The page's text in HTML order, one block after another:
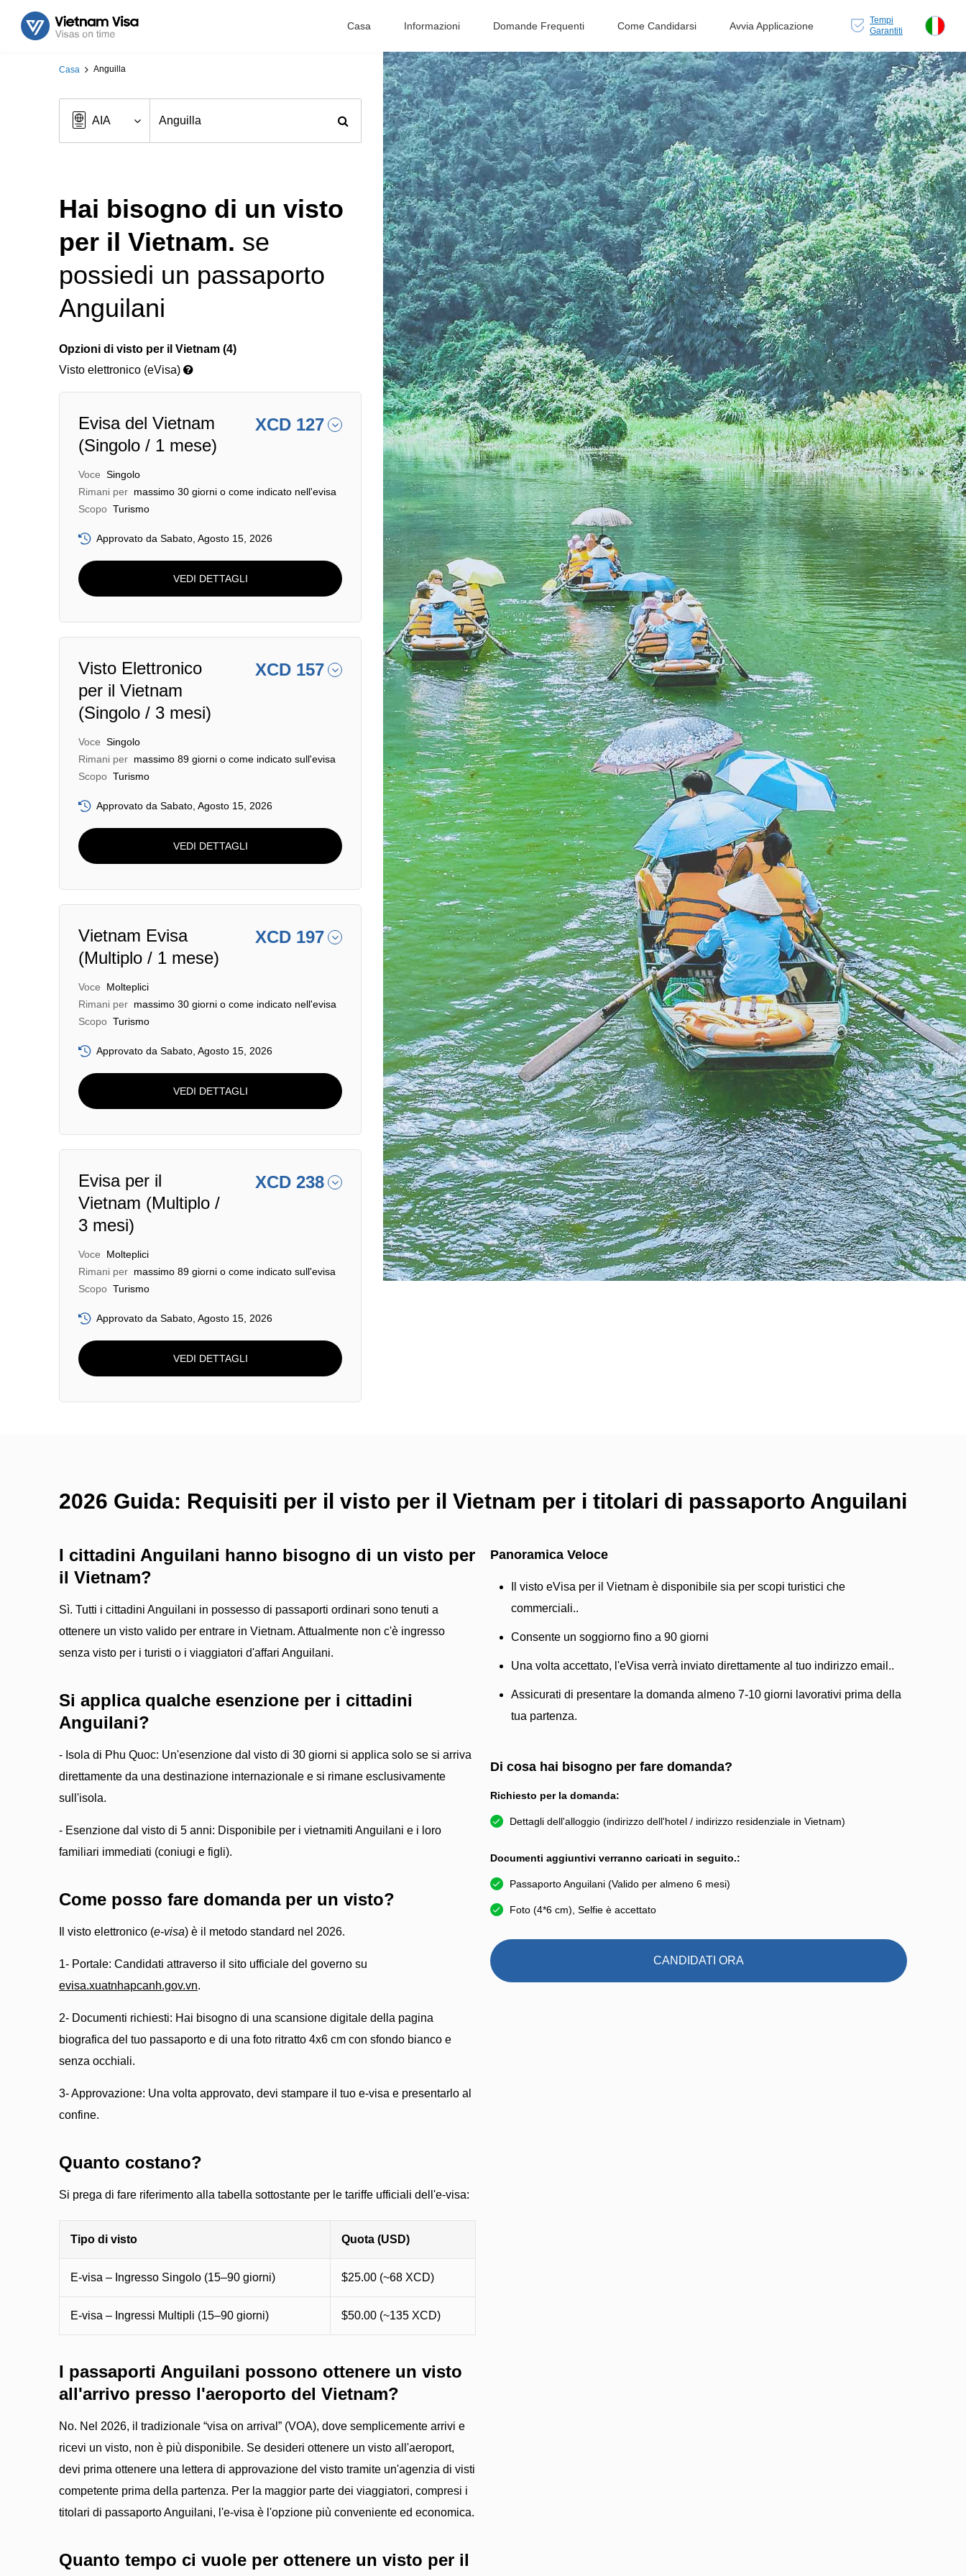
Casa Informazioni Domande Frequenti Come Candidarsi Avvia Applicazione
Tempi
Garantiti
Casa Anguilla
Hai bisogno di un visto
per il Vietnam. se
possiedi un passaporto
Anguilani
Opzioni di visto per il Vietnam (4)
Visto elettronico (eVisa)
Evisa del Vietnam
(Singolo / 1 mese)
XCD 127
Voce Singolo
Rimani per massimo 30 giorni o come indicato nell'evisa
Scopo Turismo
Approvato da Sabato, Agosto 15, 2026
VEDI DETTAGLI
Visto Elettronico
per il Vietnam
(Singolo / 3 mesi)
XCD 157
Voce Singolo
Rimani per massimo 89 giorni o come indicato sull'evisa
Scopo Turismo
Approvato da Sabato, Agosto 15, 2026
VEDI DETTAGLI
Vietnam Evisa
(Multiplo / 1 mese)
XCD 197
Voce
Molteplici
Rimani per massimo 30 giorni o come indicato nell'evisa
Scopo Turismo
Approvato da Sabato, Agosto 15, 2026
VEDI DETTAGLI
Evisa per il
Vietnam (Multiplo /
3 mesi)
XCD 238
Voce
Molteplici
Rimani per massimo 89 giorni o come indicato sull'evisa
Scopo Turismo
Approvato da Sabato, Agosto 15, 2026
VEDI DETTAGLI
2026 Guida: Requisiti per il visto per il Vietnam per i titolari di passaporto Anguilani
I cittadini Anguilani hanno bisogno di un visto per
il Vietnam?
Sì. Tutti i cittadini Anguilani in possesso di passaporti ordinari sono tenuti a
ottenere un visto valido per entrare in Vietnam. Attualmente non c'è ingresso
senza visto per i turisti o i viaggiatori d'affari Anguilani.
Si applica qualche esenzione per i cittadini
Anguilani?
- Isola di Phu Quoc: Un'esenzione dal visto di 30 giorni si applica solo se si arriva
direttamente da una destinazione internazionale e si rimane esclusivamente
sull'isola.
- Esenzione dal visto di 5 anni: Disponibile per i vietnamiti Anguilani e i loro
familiari immediati (coniugi e figli).
Come posso fare domanda per un visto?
Il visto elettronico (e-visa) è il metodo standard nel 2026.
1- Portale: Candidati attraverso il sito ufficiale del governo su
evisa.xuatnhapcanh.gov.vn.
2- Documenti richiesti: Hai bisogno di una scansione digitale della pagina
biografica del tuo passaporto e di una foto ritratto 4x6 cm con sfondo bianco e
senza occhiali.
3- Approvazione: Una volta approvato, devi stampare il tuo e-visa e presentarlo al
confine.
Quanto costano?
Si prega di fare riferimento alla tabella sottostante per le tariffe ufficiali dell'e-visa:
Tipo di visto Quota (USD)
E-visa – Ingresso Singolo (15–90 giorni) $25.00 (~68 XCD)
E-visa – Ingressi Multipli (15–90 giorni) $50.00 (~135 XCD)
I passaporti Anguilani possono ottenere un visto
all'arrivo presso l'aeroporto del Vietnam?
No. Nel 2026, il tradizionale “visa on arrival” (VOA), dove semplicemente arrivi e
ricevi un visto, non è più disponibile. Se desideri ottenere un visto all'aeroport,
devi prima ottenere una lettera di approvazione del visto tramite un'agenzia di visti
competente prima della partenza. Per la maggior parte dei viaggiatori, compresi i
titolari di passaporto Anguilani, l'e-visa è l'opzione più conveniente ed economica.
Quanto tempo ci vuole per ottenere un visto per il
Panoramica Veloce
Il visto eVisa per il Vietnam è disponibile sia per scopi turistici che
commerciali..
Consente un soggiorno fino a 90 giorni
Una volta accettato, l'eVisa verrà inviato direttamente al tuo indirizzo email..
Assicurati di presentare la domanda almeno 7-10 giorni lavorativi prima della
tua partenza.
Di cosa hai bisogno per fare domanda?
Richiesto per la domanda:
Dettagli dell'alloggio (indirizzo dell'hotel / indirizzo residenziale in Vietnam)
Documenti aggiuntivi verranno caricati in seguito.:
Passaporto Anguilani (Valido per almeno 6 mesi)
Foto (4*6 cm), Selfie è accettato
CANDIDATI ORA